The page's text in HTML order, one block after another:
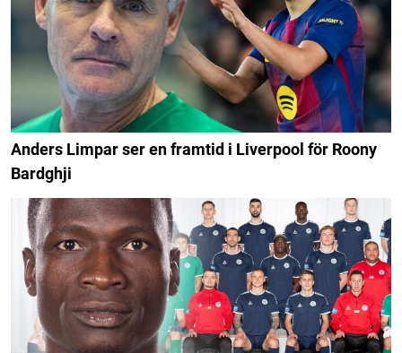
Anders Limpar ser en framtid i Liverpool för Roony
Bardghji